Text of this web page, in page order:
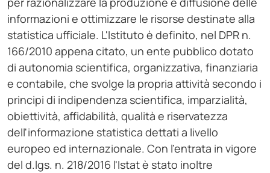
informazioni e ottimizzare le risorse destinate alla
statistica ufficiale. L'Istituto è definito, nel DPR n.
166/2010 appena citato, un ente pubblico dotato
di autonomia scientifica, organizzativa, finanziaria
e contabile, che svolge la propria attività secondo i
principi di indipendenza scientifica, imparzialità,
obiettività, affidabilità, qualità e riservatezza
dell'informazione statistica dettati a livello
europeo ed internazionale. Con l'entrata in vigore
del d.lgs. n. 218/2016 l'Istat è stato inoltre